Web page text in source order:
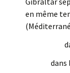
en même